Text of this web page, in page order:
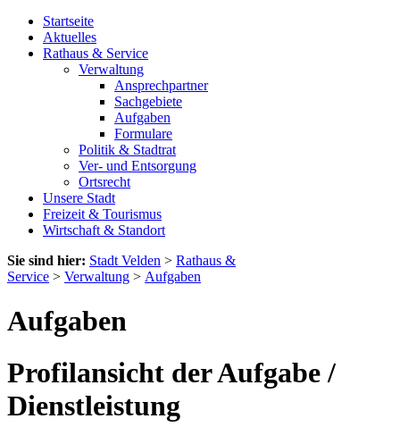
Startseite
Aktuelles
Rathaus & Service
Verwaltung
Ansprechpartner
Sachgebiete
Aufgaben
Formulare
Politik & Stadtrat
Ver- und Entsorgung
Ortsrecht
Unsere Stadt
Freizeit & Tourismus
Wirtschaft & Standort
Sie sind hier: Stadt Velden > Rathaus &
Service > Verwaltung > Aufgaben
Aufgaben
Profilansicht der Aufgabe /
Dienstleistung